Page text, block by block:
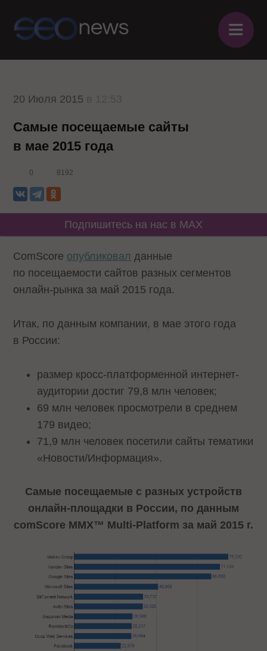
≡
20 Июля 2015
Самые посещаемые сайты
в мае 2015 года
0 8192
Подпишитесь на нас в MAX
ComScore опубликовал данные
по посещаемости сайтов разных сегментов
онлайн-рынка за май 2015 года.
Итак, по данным компании, в мае этого года
в России:
размер кросс-платформенной интернет-
аудитории достиг 79,8 млн человек;
69 млн человек просмотрели в среднем
179 видео;
71,9 млн человек посетили сайты тематики
«Новости/Информация».
Самые посещаемые с разных устройств
онлайн-площадки в России, по данным
comScore MMX™ Multi-Platform за май 2015 г.